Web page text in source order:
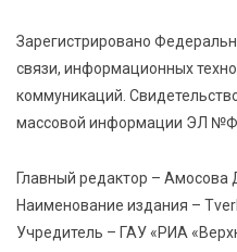
5 Авг 2026 14:02 1110
В Введенской церкви
этап реставрации
5 Авг 2026 13:32 392
Строки, согревающие
передали сборники
Зарегистрировано
связи, информационных
коммуникаций.
массовой информации ЭЛ
Главный редактор – Амосова
Наименование издания –
Учредитель – ГАУ «РИА